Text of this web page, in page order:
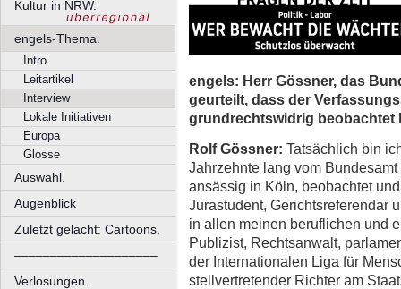
Kultur in NRW.
engels-Thema.
Intro
Leitartikel
Interview
Lokale Initiativen
Europa
Glosse
Auswahl.
Augenblick
Zuletzt gelacht: Cartoons.
––––––––––––––––––––
Verlosungen.
engels: Herr Gössner, das
geurteilt, dass der
grundrechtswidrig beobachtet
Rolf Gössner: Tatsächlich bin
Jahrzehnte lang vom
ansässig in Köln, beobachtet
Jurastudent, Gerichtsreferendar
in allen meinen beruflichen und
Publizist, Rechtsanwalt,
der Internationalen Liga für
stellvertretender Richter am